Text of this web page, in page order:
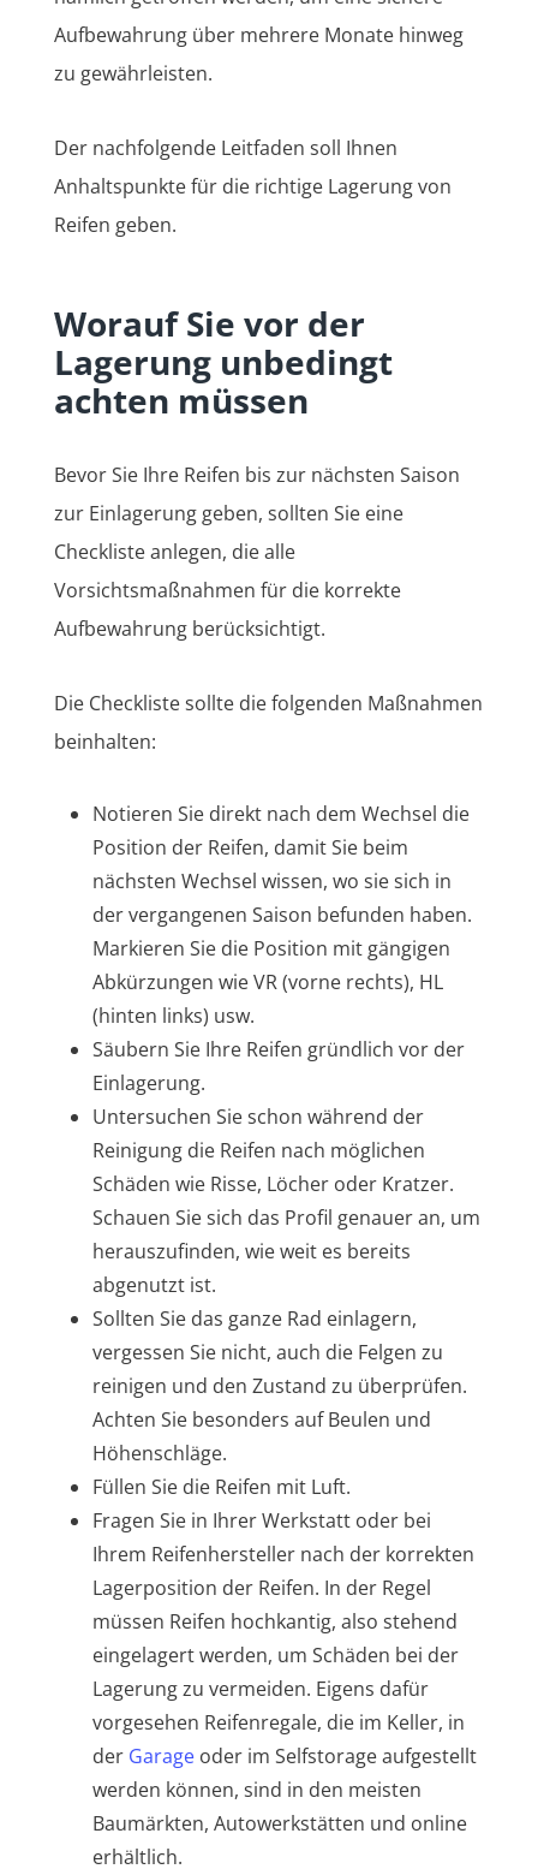
Aufbewahrung über mehrere Monate hinweg
zu gewährleisten.
Der nachfolgende Leitfaden soll Ihnen
Anhaltspunkte für die richtige Lagerung von
Reifen geben.
Worauf Sie vor der
Lagerung unbedingt
achten müssen
Bevor Sie Ihre Reifen bis zur nächsten Saison
zur Einlagerung geben, sollten Sie eine
Checkliste anlegen, die alle
Vorsichtsmaßnahmen für die korrekte
Aufbewahrung berücksichtigt.
Die Checkliste sollte die folgenden Maßnahmen
beinhalten:
Notieren Sie direkt nach dem Wechsel die
Position der Reifen, damit Sie beim
nächsten Wechsel wissen, wo sie sich in
der vergangenen Saison befunden haben.
Markieren Sie die Position mit gängigen
Abkürzungen wie VR (vorne rechts), HL
(hinten links) usw.
Säubern Sie Ihre Reifen gründlich vor der
Einlagerung.
Untersuchen Sie schon während der
Reinigung die Reifen nach möglichen
Schäden wie Risse, Löcher oder Kratzer.
Schauen Sie sich das Profil genauer an, um
herauszufinden, wie weit es bereits
abgenutzt ist.
Sollten Sie das ganze Rad einlagern,
vergessen Sie nicht, auch die Felgen zu
reinigen und den Zustand zu überprüfen.
Achten Sie besonders auf Beulen und
Höhenschläge.
Füllen Sie die Reifen mit Luft.
Fragen Sie in Ihrer Werkstatt oder bei
Ihrem Reifenhersteller nach der korrekten
Lagerposition der Reifen. In der Regel
müssen Reifen hochkantig, also stehend
eingelagert werden, um Schäden bei der
Lagerung zu vermeiden. Eigens dafür
vorgesehen Reifenregale, die im Keller, in
der Garageoder im Selfstorage aufgestellt
werden können, sind in den meisten
Baumärkten, Autowerkstätten und online
erhältlich.